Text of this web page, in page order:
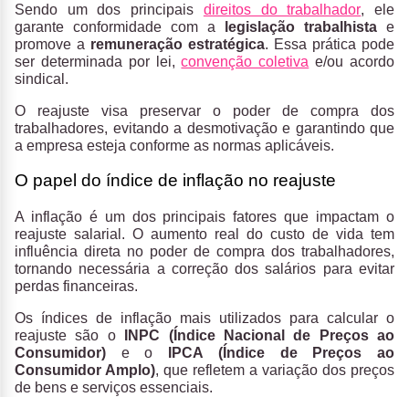
Sendo um dos principais direitos do trabalhador, ele
garante conformidade com a
legislação trabalhista e
promove a remuneração estratégica. Essa prática pode
ser determinada por lei,convenção coletiva e/ou acordo
sindical.
O reajuste visa preservar o poder de compra dos
trabalhadores, evitando a desmotivação e garantindo que
a empresa esteja conforme as normas aplicáveis.
O papel do índice de inflação no reajuste
A inflação é um dos principais fatores que impactam o
reajuste salarial. O aumento real do custo de vida tem
influência direta no poder de compra dos trabalhadores,
tornando necessária a correção dos salários para evitar
perdas financeiras.
Os índices de inflação mais utilizados para calcular o
reajuste são o
INPC (Índice Nacional de Preços ao
Consumidor) e o
IPCA (Índice de Preços ao
Consumidor Amplo), que refletem a variação dos preços
de bens e serviços essenciais.